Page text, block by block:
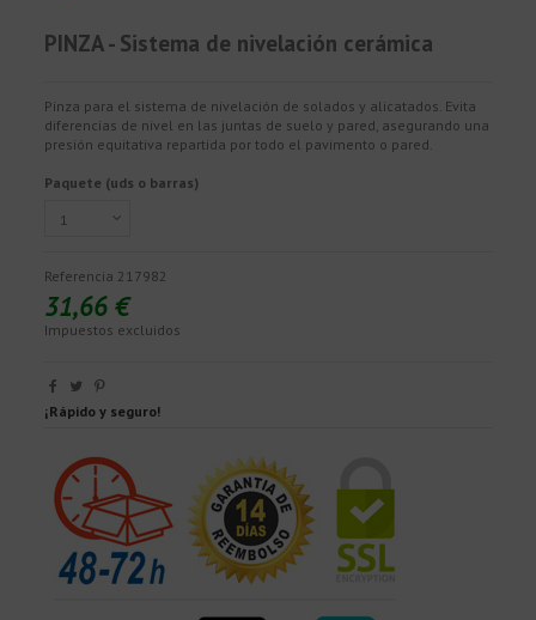
PINZA - Sistema de nivelación cerámica
Pinza para el sistema de nivelación de solados y alicatados. Evita
diferencias de nivel en las juntas de suelo y pared, asegurando una
presión equitativa repartida por todo el pavimento o pared.
Paquete (uds o barras)
Referencia 217982
31,66 €
Impuestos excluidos
¡Rápido y seguro!